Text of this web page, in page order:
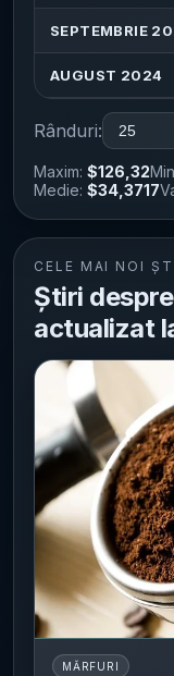
SEPTEMBRIE
AUGUST 2024
Rânduri:
Maxim: $126,32
Medie: $34,3717
CELE MAI NOI
Știri
actualizat
MĂRFURI